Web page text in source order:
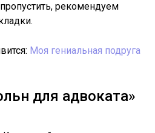
рекомендуем
Моя гениальная подруга
для адвоката»